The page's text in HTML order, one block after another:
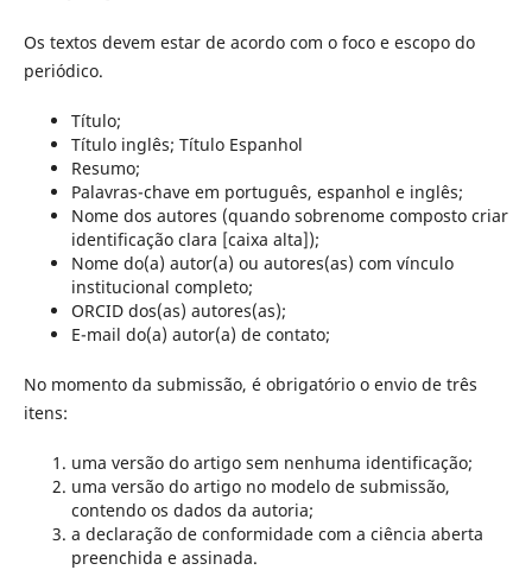
Os textos devem estar de acordo com o foco e escopo do
periódico.
Título;
Título inglês; Título Espanhol
Resumo;
Palavras-chave em português, espanhol e inglês;
Nome dos autores (quando sobrenome composto criar
identificação clara [caixa alta]);
Nome do(a) autor(a) ou autores(as) com vínculo
institucional completo;
ORCID dos(as) autores(as);
E-mail do(a) autor(a) de contato;
No momento da submissão, é obrigatório o envio de três
itens:
uma versão do artigo sem nenhuma identificação;
uma versão do artigo no modelo de submissão,
contendo os dados da autoria;
a declaração de conformidade com a ciência aberta
preenchida e assinada.